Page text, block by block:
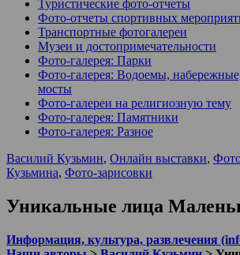
Туристические фото-отчеты
Фото-отчеты спортивных
Транспортные фотогалереи
Музеи и достопримечательности
Фото-галерея: Парки
Фото-галерея: Водоемы,
мосты
Фото-галереи на религиозную тему
Фото-галерея: Памятники
Фото-галерея: Разное
Василий Кузьмин, Онлайн выставки,
Кузьмина, Фото-зарисовки
Уникальные лица
Информация, культура, развлечения